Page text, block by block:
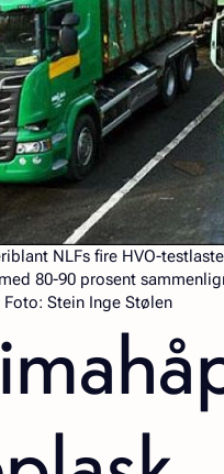
NLFs fire HVO-
80-90 prosent
Stein Inge Stølen